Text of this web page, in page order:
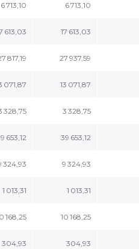
6 713,10 6 713,10
613,03 17 613,03
817,19 27 937,59
071,87 13 071,87
328,75 3 328,75
653,12 39 653,12
324,93 9 324,93
1 013,31 1 013,31
168,25 10 168,25
304,93 304,93